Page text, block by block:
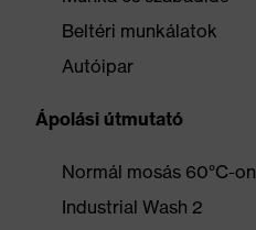
Beltéri munkálatok
Autóipar
Ápolási útmutató
Normál mosás 60°C-on
Industrial Wash 2